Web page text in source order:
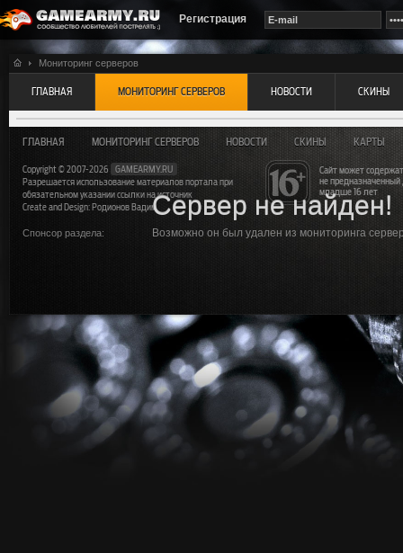
Регистрация
Мониторинг серверов
ГЛАВНАЯ МОНИТОРИНГ СЕРВЕРОВ НОВОСТИ СКИНЫ
Сервер не найден!
Возможно он был удален из мониторинга
Сайт может
не
младше 16 лет
ГЛАВНАЯ МОНИТОРИНГ СЕРВЕРОВ НОВОСТИ СКИНЫ КАРТЫ
Copyright © 2007-2026
GAMEARMY.RU
Разрешается использование материалов портала при
обязательном указании ссылки на источник
Create and Design: Родионов Вадим
Спонсор раздела: